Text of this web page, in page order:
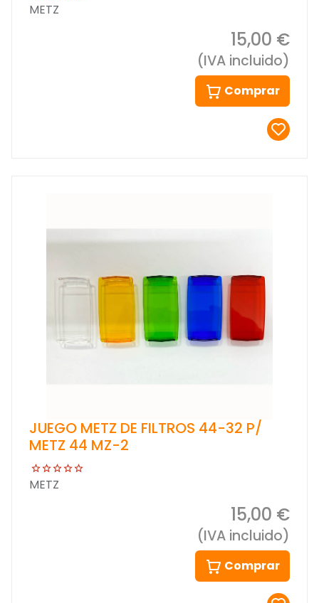
METZ
15,00 €
(IVA incluido)
Comprar
JUEGO METZ DE FILTROS 44-32 P/
METZ 44 MZ-2
METZ
15,00 €
(IVA incluido)
Comprar